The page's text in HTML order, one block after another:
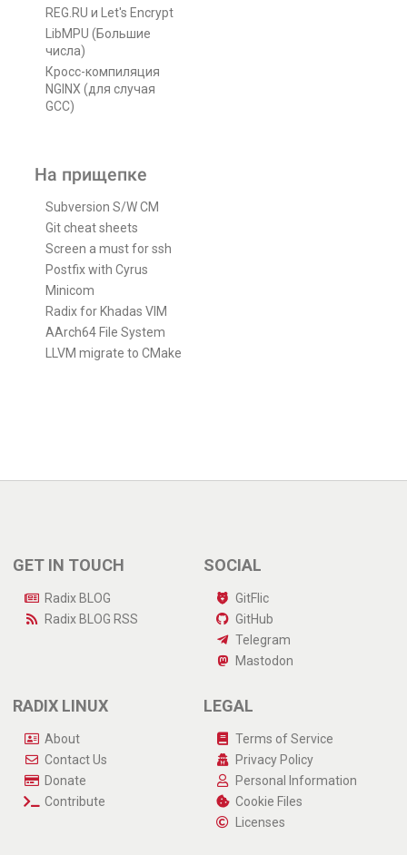
REG.RU и Let's Encrypt
LibMPU (Большие
числа)
Кросс-компиляция
NGINX (для случая
GCC)
На прищепке
Subversion S/W CM
Git cheat sheets
Screen a must for ssh
Postfix with Cyrus
Minicom
Radix for Khadas VIM
AArch64 File System
LLVM migrate to CMake
GET IN TOUCH
Radix BLOG
Radix BLOG RSS
SOCIAL
GitFlic
GitHub
Telegram
Mastodon
RADIX LINUX
About
Contact Us
Donate
Contribute
LEGAL
Terms of Service
Privacy Policy
Personal Information
Cookie Files
Licenses